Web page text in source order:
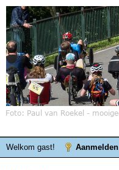
Welkom gast! Aanmelden